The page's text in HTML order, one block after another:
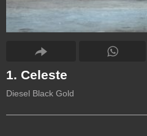
1. Celeste
Diesel Black Gold